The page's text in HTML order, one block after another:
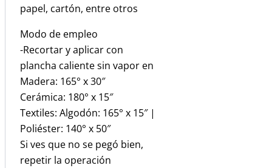
papel, cartón, entre otros
Modo de empleo
-Recortar y aplicar con
plancha caliente sin vapor en
Madera: 165° x 30″
Cerámica: 180° x 15″
Textiles: Algodón: 165° x 15″ |
Poliéster: 140° x 50″
Si ves que no se pegó bien,
repetir la operación